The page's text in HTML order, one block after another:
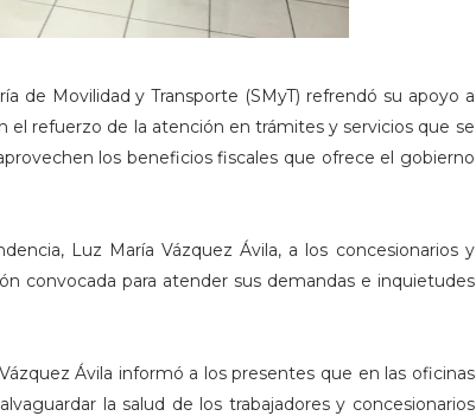
de Movilidad y Transporte (SMyT) refrendó su apoyo a
el refuerzo de la atención en trámites y servicios que se
los beneficios fiscales que ofrece el gobierno
Luz María Vázquez Ávila, a los concesionarios y
convocada para atender sus demandas e inquietudes
Ávila informó a los presentes que en las oficinas
la salud de los trabajadores y concesionarios